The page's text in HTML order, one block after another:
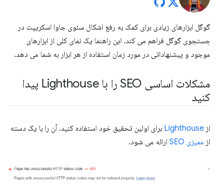
گوگل ابزارهای زیادی برای کمک به رفع اشکال سئوی جاوا اسکریپت در
جستجوی گوگل فراهم می کند. این راهنما یک نمای کلی از ابزارهای
موجود و پیشنهاداتی در مورد زمان استفاده از هر ابزار به شما می دهد.
مشکلات اساسی SEO را با Lighthouse پیدا
کنید
از Lighthouse برای اولین تحقیق خود استفاده کنید. آن را با یک دسته
از ممیزی SEO ارائه می شود.